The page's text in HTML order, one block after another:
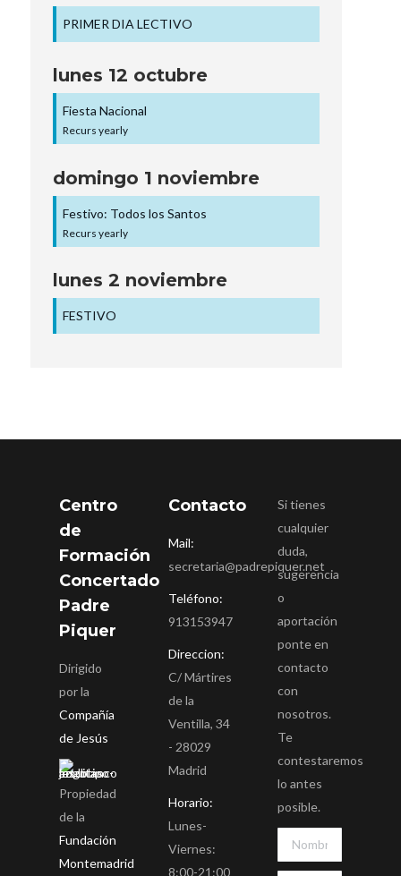
PRIMER DIA LECTIVO
lunes 12 octubre
Fiesta Nacional
Recurs yearly
domingo 1 noviembre
Festivo: Todos los Santos
Recurs yearly
lunes 2 noviembre
FESTIVO
Centro
de
Formación
Concertado
Padre
Piquer
Dirigido
por la
Compañía
de Jesús
Propiedad
de la
Fundación
Montemadrid
Contacto
Mail:
secretaria@padrepiquer.net
Teléfono:
913153947
Direccion:
C/ Mártires
de la
Ventilla, 34
- 28029
Madrid
Horario:
Lunes-
Viernes:
8:00-21:00
Si tienes
cualquier
duda,
sugerencia
o
aportación
ponte en
contacto
con
nosotros.
Te
contestaremos
lo antes
posible.